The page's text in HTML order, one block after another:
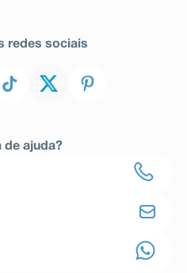
redes sociais
de ajuda?